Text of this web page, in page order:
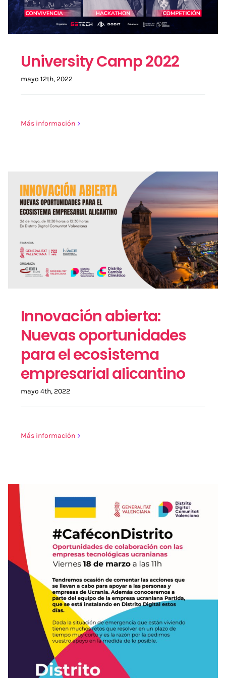
University Camp 2022
mayo 12th, 2022
Más información
Innovación abierta:
Nuevas oportunidades
para el ecosistema
empresarial alicantino
mayo 4th, 2022
Más información